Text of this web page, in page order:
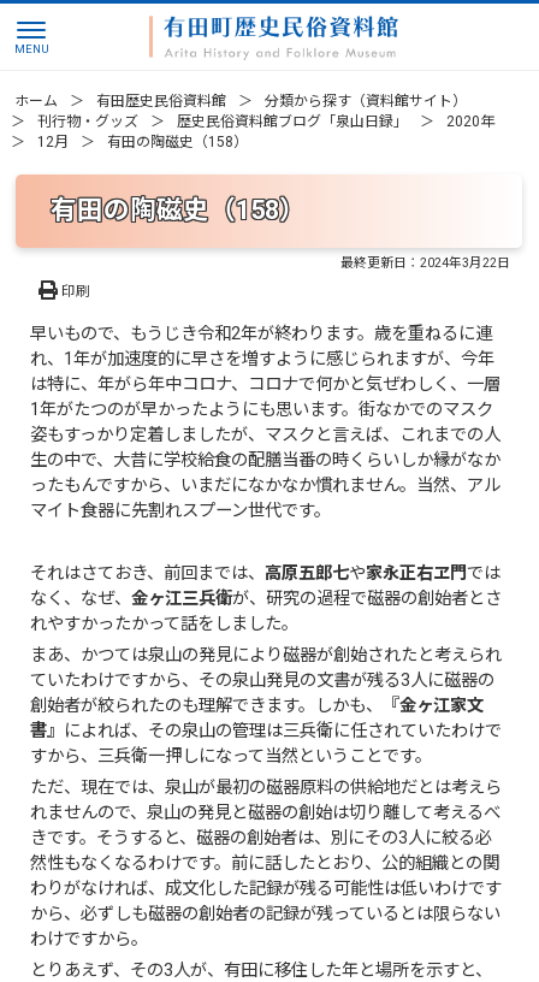
ホーム 有田歴史民俗資料館
分類から探す（資料館サイト）
刊行物・グッズ
歴史民俗資料館ブログ「泉山日録」
2020年
12月
有田の陶磁史（158）
有田の陶磁史（158）
最終更新日：2024年3月22日
印刷
早いもので、もうじき令和2年が終わります。歳を重ねるに連
れ、1年が加速度的に早さを増すように感じられますが、今年
は特に、年がら年中コロナ、コロナで何かと気ぜわしく、一層
1年がたつのが早かったようにも思います。街なかでのマスク
姿もすっかり定着しましたが、マスクと言えば、これまでの人
生の中で、大昔に学校給食の配膳当番の時くらいしか縁がなか
ったもんですから、いまだになかなか慣れません。当然、アル
マイト食器に先割れスプーン世代です。
それはさておき、前回までは、高原五郎七や家永正右ヱ門では
なく、なぜ、金ヶ江三兵衛が、研究の過程で磁器の創始者とさ
れやすかったかって話をしました。
まあ、かつては泉山の発見により磁器が創始されたと考えられ
ていたわけですから、その泉山発見の文書が残る3人に磁器の
創始者が絞られたのも理解できます。しかも、
『金ヶ江家文
書』 によれば、その泉山の管理は三兵衛に任されていたわけで
すから、三兵衛一押しになって当然ということです。
ただ、現在では、泉山が最初の磁器原料の供給地だとは考えら
れませんので、泉山の発見と磁器の創始は切り離して考えるべ
きです。そうすると、磁器の創始者は、別にその3人に絞る必
然性もなくなるわけです。前に話したとおり、公的組織との関
わりがなければ、成文化した記録が残る可能性は低いわけです
から、必ずしも磁器の創始者の記録が残っているとは限らない
わけですから。
とりあえず、その3人が、有田に移住した年と場所を示すと、